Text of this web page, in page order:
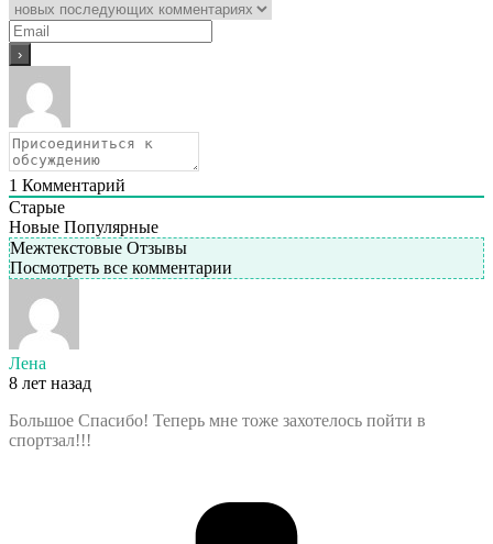
1 Комментарий
Старые
Новые Популярные
Межтекстовые Отзывы
Посмотреть все комментарии
Лена
8 лет назад
Большое Спасибо! Теперь мне тоже захотелось пойти в
спортзал!!!